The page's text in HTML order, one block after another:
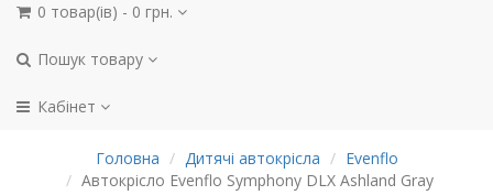
0 товар(ів) - 0 грн.
Пошук товару
Кабінет
Головна Дитячі автокрісла
Evenflo
Автокрісло Evenflo Symphony DLX Ashland Gray